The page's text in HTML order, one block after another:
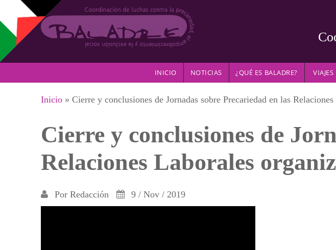
Pasar al contenido principal
INICIO NOTICIAS ¿QUÉ ES BALADRE? VIAJES
Se encuentra usted aquí
Inicio » Cierre y conclusiones de Jornadas sobre Precariedad en las
Cierre y conclusiones de
Relaciones Laborales
Por Redacción 9 / Nov / 2019